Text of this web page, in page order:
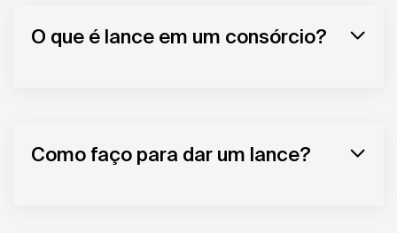
O que é lance em um consórcio?
Como faço para dar um lance?